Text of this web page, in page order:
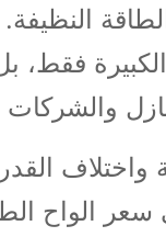
فقط،
واختلاف
الواح